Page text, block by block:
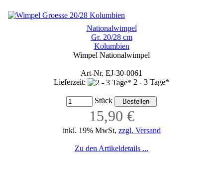
Nationalwimpel
Gr. 20/28 cm
Kolumbien
Wimpel Nationalwimpel
Art-Nr. EJ-30-0061
Lieferzeit:
2 - 3 Tage*
Stück
15,90 €
inkl. 19% MwSt, zzgl. Versand
Zu den Artikeldetails ...